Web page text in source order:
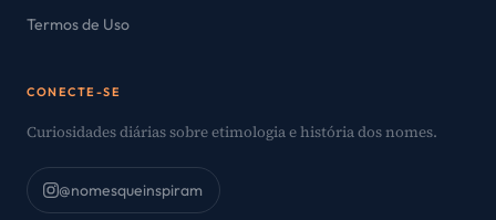
Termos de Uso
CONECTE-SE
Curiosidades diárias sobre etimologia e história dos nomes.
@nomesqueinspiram